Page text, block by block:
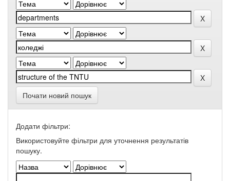
Почати новий пошук
Додати фільтри:
Використовуйте фільтри для уточнення результатів
пошуку.